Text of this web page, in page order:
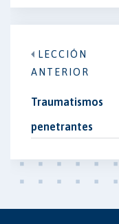
LECCIÓN
ANTERIOR
Traumatismos
penetrantes